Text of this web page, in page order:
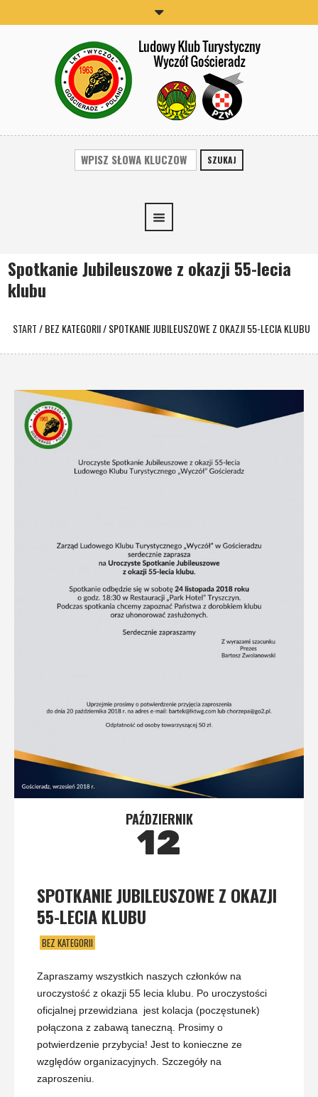
SZUKAJ
Spotkanie Jubileuszowe z okazji 55-lecia
klubu
START/BEZ KATEGORII/SPOTKANIE JUBILEUSZOWE Z OKAZJI 55-LECIA KLUBU
PAŹDZIERNIK
12
SPOTKANIE JUBILEUSZOWE Z OKAZJI
55-LECIA KLUBU
BEZ KATEGORII
Zapraszamy wszystkich naszych członków na
uroczystość z okazji 55 lecia klubu. Po uroczystości
oficjalnej przewidziana jest kolacja (poczęstunek)
połączona z zabawą taneczną. Prosimy o
potwierdzenie przybycia! Jest to konieczne ze
względów organizacyjnych. Szczegóły na
zaproszeniu.